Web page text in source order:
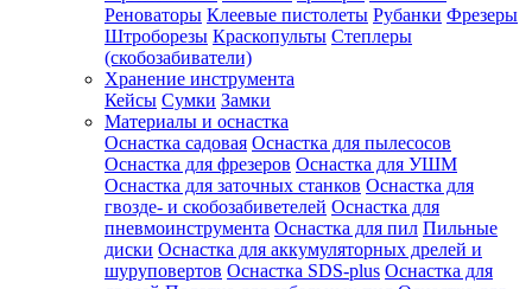
Реноваторы Клеевые пистолеты Рубанки Фрезеры
Штроборезы Краскопульты Степлеры
(скобозабиватели)
Хранение инструмента
Кейсы Сумки Замки
Материалы и оснастка
Оснастка садовая Оснастка для пылесосов
Оснастка для фрезеров Оснастка для УШМ
Оснастка для заточных станков Оснастка для
гвозде- и скобозабиветелей Оснастка для
пневмоинструмента Оснастка для пил Пильные
диски Оснастка для аккумуляторных дрелей и
шуруповертов Оснастка SDS-plus Оснастка для